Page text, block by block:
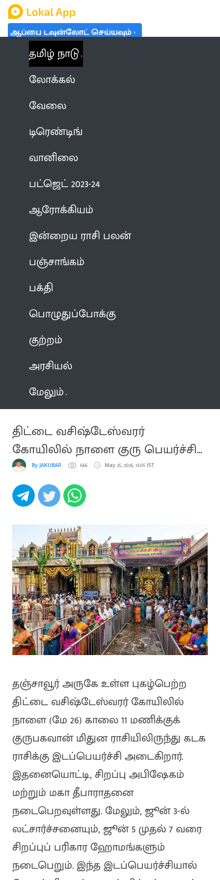
ஆப்பை டவுன்லோட் செய்யவும்
தமிழ் நாடு
லோக்கல்
வேலை
டிரெண்டிங்
வானிலை
பட்ஜெட் 2023-24
ஆரோக்கியம்
இன்றைய ராசி பலன்
பஞ்சாங்கம்
பக்தி
பொழுதுப்போக்கு
குற்றம்
அரசியல்
மேலும்
திட்டை வசிஷ்டேஸ்வரர்
கோயிலில் நாளை குரு பெயர்ச்சி
விழாBy JAKUBAR 666 May 25, 2026, 13:05 IST
தஞ்சாவூர் அருகே உள்ள புகழ்பெற்ற
திட்டை வசிஷ்டேஸ்வரர் கோயிலில்
நாளை (மே 26) காலை 11 மணிக்குக்
குருபகவான் மிதுன ராசியிலிருந்து கடக
ராசிக்கு இடப்பெயர்ச்சி அடைகிறார்.
இதனையொட்டி, சிறப்பு அபிஷேகம்
மற்றும் மகா தீபாராதனை
நடைபெறவுள்ளது. மேலும், ஜூன் 3-ல்
லட்சார்ச்சனையும், ஜூன் 5 முதல் 7 வரை
சிறப்புப் பரிகார ஹோமங்களும்
நடைபெறும். இந்த இடப்பெயர்ச்சியால்